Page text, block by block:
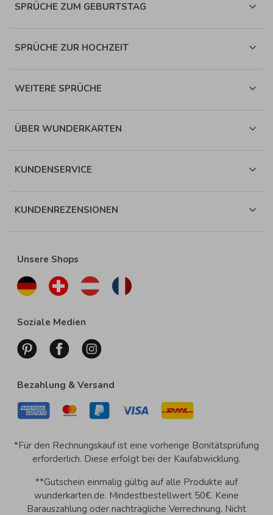
SPRÜCHE ZUM GEBURTSTAG
SPRÜCHE ZUR HOCHZEIT
WEITERE SPRÜCHE
ÜBER WUNDERKARTEN
KUNDENSERVICE
KUNDENREZENSIONEN
Unsere Shops
Soziale Medien
Bezahlung & Versand
*Für den Rechnungskauf ist eine vorherige Bonitätsprüfung
erforderlich. Diese erfolgt bei der Kaufabwicklung.
**Gutschein einmalig gültig auf alle Produkte auf
wunderkarten.de. Mindestbestellwert 50€. Keine
Barauszahlung oder nachträgliche Verrechnung. Nicht